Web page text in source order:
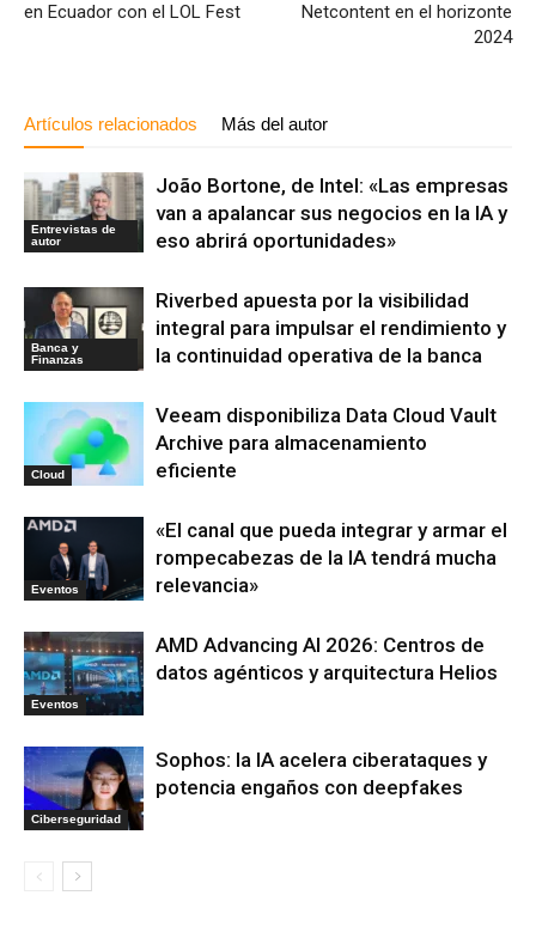
en Ecuador con el LOL Fest
Netcontent en el horizonte
2024
Artículos relacionados Más del autor
Entrevistas de
autor
João Bortone, de Intel: «Las empresas
van a apalancar sus negocios en la IA y
eso abrirá oportunidades»
Banca y
Finanzas
Riverbed apuesta por la visibilidad
integral para impulsar el rendimiento y
la continuidad operativa de la banca
Cloud
Veeam disponibiliza Data Cloud Vault
Archive para almacenamiento
eficiente
Eventos
«El canal que pueda integrar y armar el
rompecabezas de la IA tendrá mucha
relevancia»
Eventos
AMD Advancing AI 2026: Centros de
datos agénticos y arquitectura Helios
Ciberseguridad
Sophos: la IA acelera ciberataques y
potencia engaños con deepfakes